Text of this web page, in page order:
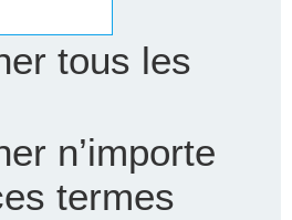
tous les
n’importe
termes